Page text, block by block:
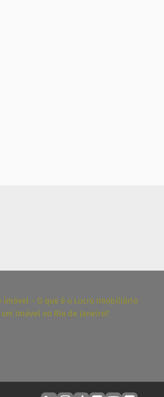
imóvel – O que é o Lucro Imobiliário
Imóvel no Rio de Janeiro?